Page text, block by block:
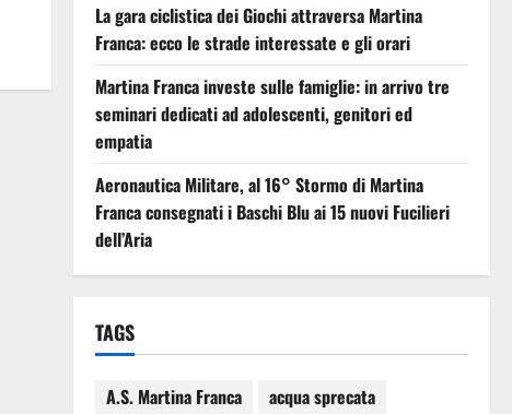
La gara ciclistica dei Giochi attraversa Martina
Franca: ecco le strade interessate e gli orari
Martina Franca investe sulle famiglie: in arrivo tre
seminari dedicati ad adolescenti, genitori ed
empatia
Aeronautica Militare, al 16° Stormo di Martina
Franca consegnati i Baschi Blu ai 15 nuovi Fucilieri
dell’Aria
TAGS
A.S. Martina Franca
acqua sprecata